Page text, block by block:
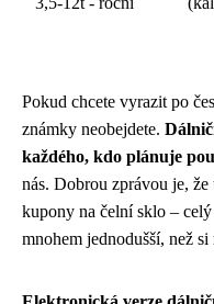
Pokud chcete vyrazit po
známky neobejdete.
každého, kdo plánuje
nás. Dobrou zprávou je,
kupony na čelní sklo –
mnohem jednodušší, než